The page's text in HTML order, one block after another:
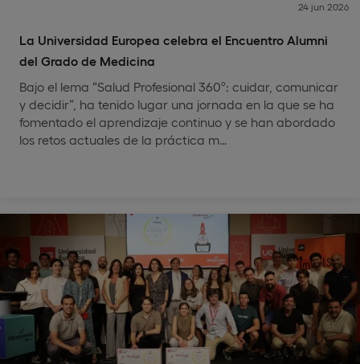
La Universidad Europea celebra el Encuentro Alumni
del Grado de Medicina
24 jun 2026
Bajo el lema “Salud Profesional 360º: cuidar, comunicar
y decidir”, ha tenido lugar una jornada en la que se ha
fomentado el aprendizaje continuo y se han abordado
los retos actuales de la práctica m…